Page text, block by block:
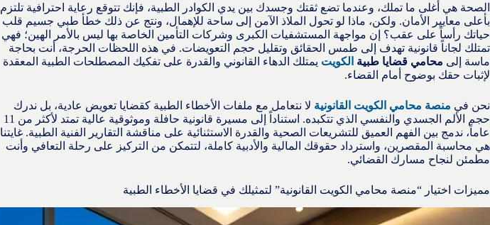
الصحة هي أغلى ما تملك، وعندما تضع ثقتك وجسدك بين يدي الكوادر الطبية، فإنك تتوقع رعاية احترافية تلتزم
بأعلى معايير الأمان. ولكن، ماذا لو تحول الملاذ الآمن إلى ساحة للإهمال، ونتج عن ذلك خطأ طبي جسيم قلب
حياتك رأساً على عقب؟ إن مواجهة المستشفيات الكبرى وشركات التأمين الخاصة بها ليس بالأمر الهين؛ فهي
تمتلك لجاناً قانونية تهدف إلى طمس الحقائق وتقليل حجم التعويضات. في هذه اللحظات الحرجة، أنت بحاجة
ماسة إلى محامي قضايا طبية الكويت يمتلك الدهاء القانوني والقدرة على تفكيك المصطلحات الطبية المعقدة
لإثبات حقك بوضوح أمام القضاء.
نحن في منصة محامي الكويت القانونية لا نتعامل مع ملفات الأخطاء الطبية كقضايا تعويض عادية، بل ندرك
حجم الألم الجسدي والنفسي الذي تتكبده. استناداً إلى مسيرة قانونية حافلة وموثوقية عالية تمتد لأكثر من 11
عاماً، ندمج بين الفهم العميق للتشريعات الصحية والقدرة الاستثنائية على مناقشة التقارير الفنية الطبية. غايتنا
هي محاسبة المقصرين، واسترداد حقوقك المالية والأدبية كاملة، لتتمكن من التركيز على رحلة التعافي وأنت
مطمئن لنجاح مسارك القضائي.
مميزات اختيار “منصة محامي الكويت القانونية” لتمثيلك في قضايا الأخطاء الطبية